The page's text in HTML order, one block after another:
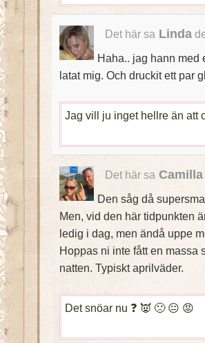
Det här sa Linda
Haha.. jag hann med
latat mig. Och druckit ett par
Jag vill ju inget hellre än att
Det här sa Camilla
Den såg då
Men, vid den här tidpunkten
ledig i dag, men ändå uppe
Hoppas ni inte fått en massa
natten. Typiskt aprilväder.
Det snöar nu ❓ 👿 🙁 😐 😡